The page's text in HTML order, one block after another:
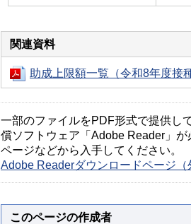
関連資料
助成上限額一覧（令和8年度接
一部のファイルをPDF形式で提供し
償ソフトウェア「Adobe Reader」
ページなどから入手してください。
Adobe Readerダウンロードページ（
このページの作成者